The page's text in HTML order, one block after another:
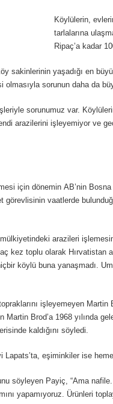
Köylülerin,
tarlalarına
Ripaç’a kadar
sakinlerinin yaşadığı en
olmasıyla sorunun daha da
sorunumuz var.
arazilerini işleyemiyor ve
için dönemin AB’nin
vaatlerde
arazileri
kez toplu olarak Hırvatistan
köylü buna yanaşmadı.
işleyemeyen Martin
Martin Brod’a 1968 yılında
kaldığını söyledi.
eşiminkiler ise
söyleyen Payiç, “Ama
yapamıyoruz. Ürünleri